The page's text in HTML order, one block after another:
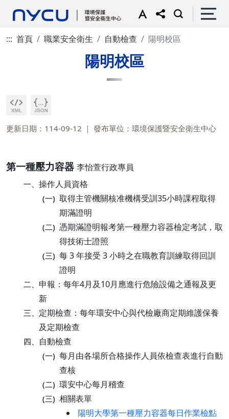
::: 首頁 職業安全衛生 自動檢查 陽明校區
陽明校區
更新日期：114-09-12 發布單位：環境保護暨安全衛生中心
第一種壓力容器 李怡萱行政專員
一、 操作人員資格
(一) 取得主管機關核准機構受訓35小時課程取得
期滿證明
(二) 憑期滿證明報考第一種壓力容器檢定考試，取
得技術士證照
(三) 每 3 年接受 3 小時之在職教育訓練取得回訓
證明
二、 申報：每年4月及10月應進行危險設備之通報及更
新
三、 定期檢查：每年環安中心與代檢廠商定期維護保養
及定期檢查
四、 自動檢查
(一) 每月由各場所合格操作人員依檢查表進行自動
查核
(二) 環安中心每月稽查
(三) 相關表單
陽明大學第一種壓力容器每日作業檢點